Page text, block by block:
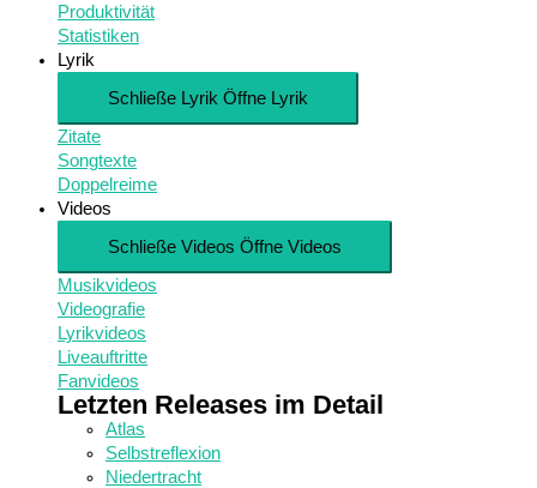
Produktivität
Statistiken
Lyrik
Schließe Lyrik Öffne Lyrik
Zitate
Songtexte
Doppelreime
Videos
Schließe Videos Öffne Videos
Musikvideos
Videografie
Lyrikvideos
Liveauftritte
Fanvideos
Letzten Releases im Detail
Atlas
Selbstreflexion
Niedertracht